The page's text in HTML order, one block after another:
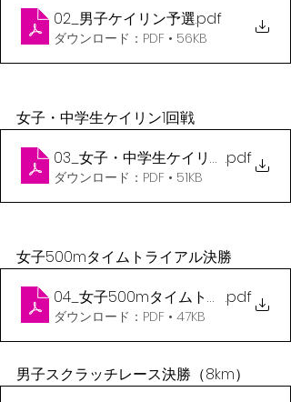
02_男子ケイリン予選.pdf
ダウンロード：PDF • 56KB
女子・中学生ケイリン1回戦
03_女子・中学生ケイリン予選
.pdf
ダウンロード：PDF • 51KB
女子500mタイムトライアル決勝
04_女子500mタイムトライアル 決勝
.pdf
ダウンロード：PDF • 47KB
男子スクラッチレース決勝（8km）